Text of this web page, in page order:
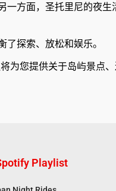
方面，圣托里尼的夜
了探索、放松和娱乐。
为您提供关于岛屿景点
Playlist